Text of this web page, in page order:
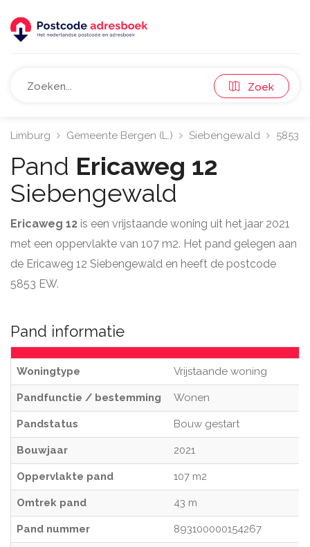
Zoek
Limburg Gemeente Bergen (L.) Siebengewald 5853
Pand Ericaweg 12
Siebengewald
Ericaweg 12 is een vrijstaande woning uit het jaar 2021
met een oppervlakte van 107 m2. Het pand gelegen aan
de Ericaweg 12 Siebengewald en heeft de postcode
5853 EW.
Pand informatie
Woningtype Vrijstaande woning
Pandfunctie / bestemming Wonen
Pandstatus Bouw gestart
Bouwjaar 2021
Oppervlakte pand 107 m2
Omtrek pand 43 m
Pand nummer 893100000154267